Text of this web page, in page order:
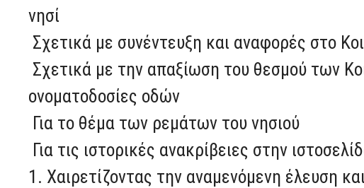
νησί
Σχετικά με συνέντευξη και αναφορές στο
Σχετικά με την απαξίωση του θεσμού των
ονοματοδοσίες οδών
Για το θέμα των ρεμάτων του νησιού
Για τις ιστορικές ανακρίβειες στην
1. Χαιρετίζοντας την αναμενόμενη έλευση